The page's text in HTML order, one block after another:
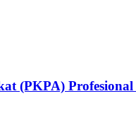
(PKPA)